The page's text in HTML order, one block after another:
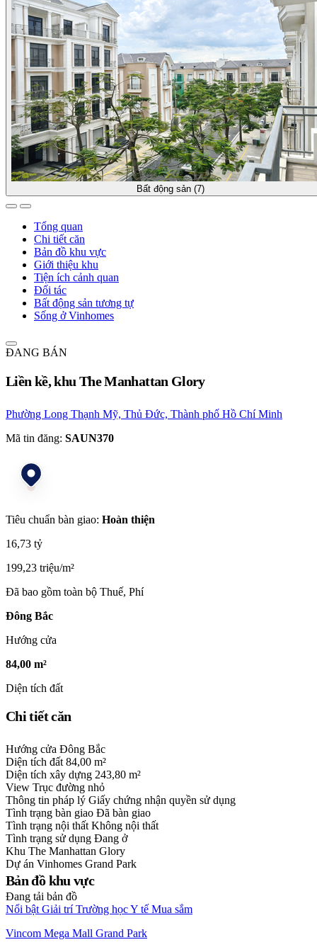
Bất động sản (7)
Tổng quan
Chi tiết căn
Bản đồ khu vực
Giới thiệu khu
Tiện ích cảnh quan
Đối tác
Bất động sản tương tự
Sống ở Vinhomes
ĐANG BÁN
Liền kề, khu The Manhattan Glory
Phường Long Thạnh Mỹ, Thủ Đức, Thành phố Hồ Chí Minh
Mã tin đăng: SAUN370
Tiêu chuẩn bàn giao: Hoàn thiện
16,73 tỷ
199,23 triệu/m²
Đã bao gồm toàn bộ Thuế, Phí
Đông Bắc
Hướng cửa
84,00 m²
Diện tích đất
Chi tiết căn
Hướng cửa Đông Bắc
Diện tích đất 84,00 m²
Diện tích xây dựng 243,80 m²
View Trục đường nhỏ
Thông tin pháp lý Giấy chứng nhận quyền sử dụng
Tình trạng bàn giao Đã bàn giao
Tình trạng nội thất Không nội thất
Tình trạng sử dụng Đang ở
Khu The Manhattan Glory
Dự án Vinhomes Grand Park
Bản đồ khu vực
Đang tải bản đồ
Nổi bật Giải trí Trường họcY tế Mua sắm
Vincom Mega Mall Grand Park